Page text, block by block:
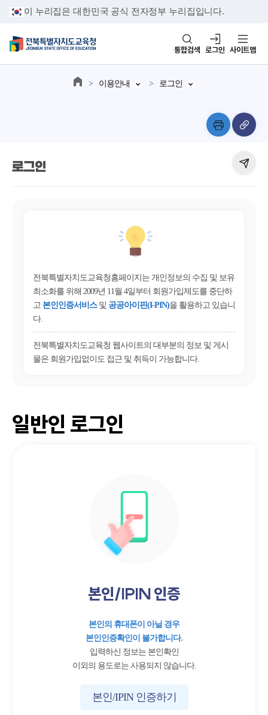
이 누리집은 대한민국 공식 전자정부 누리집입니다.
통합검색 로그인 사이트맵
이용안내 로그인
로그인
전북특별자치도교육청홈페이지는 개인정보의 수집 및 보유
최소화를 위해 2009년 11월 4일부터 회원가입제도를 중단하
고 본인인증서비스 및 공공아이핀(I-PIN)을 활용하고 있습니
다.
전북특별자치도교육청 웹사이트의 대부분의 정보 및 게시
물은 회원가입없이도 접근 및 취득이 가능합니다.
일반인 로그인
본인/IPIN 인증
본인의 휴대폰이 아닐 경우
본인인증확인이 불가합니다.
입력하신 정보는 본인확인
이외의 용도로는 사용되지 않습니다.
본인/IPIN 인증하기